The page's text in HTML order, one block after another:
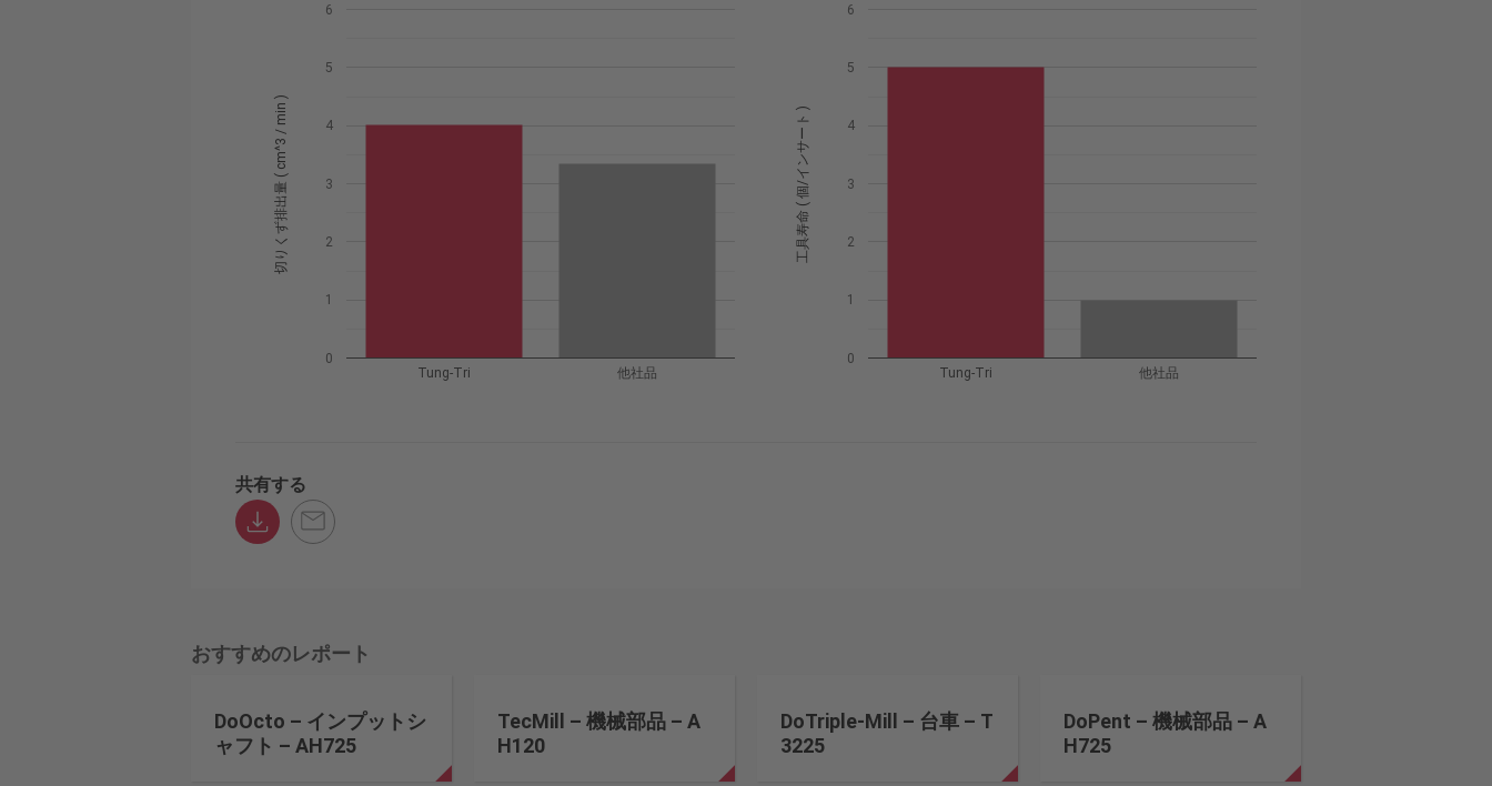
Tung-Tri 他社品
0
1
2
3
4
5
6
切りくず排出量 ( cm^3 / min )
Tung-Tri 他社品
0
1
2
3
4
5
6
工具寿命 ( 個/インサート )
共有する
おすすめのレポート
DoOcto – インプットシ
ャフト – AH725
TecMill – 機械部品 – A
H120
DoTriple-Mill – 台車 – T
3225
DoPent – 機械部品 – A
H725